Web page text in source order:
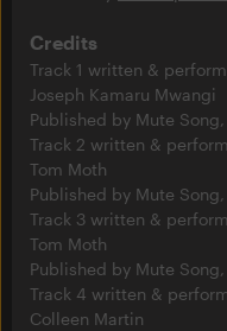
Credits
Track 1 written &
Joseph Kamaru Mwangi
Published by Mute
Track 2 written &
Tom Moth
Published by Mute
Track 3 written &
Tom Moth
Published by Mute
Track 4 written &
Colleen Martin